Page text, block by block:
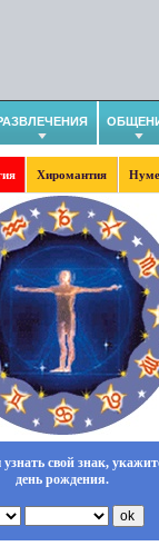
Хиромантия
свой знак,
день рождения.